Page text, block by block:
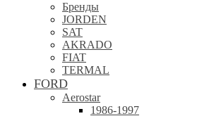
Бренды
JORDEN
SAT
AKRADO
FIAT
TERMAL
FORD
Aerostar
1986-1997